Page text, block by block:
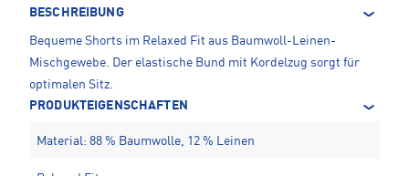
BESCHREIBUNG
Bequeme Shorts im Relaxed Fit aus Baumwoll-Leinen-
Mischgewebe. Der elastische Bund mit Kordelzug sorgt für
optimalen Sitz.
PRODUKTEIGENSCHAFTEN
Material: 88 % Baumwolle, 12 % Leinen